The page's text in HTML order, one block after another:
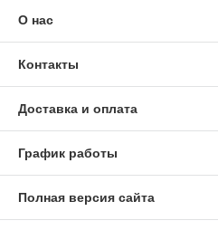
О нас
Контакты
Доставка и оплата
График работы
Полная версия сайта